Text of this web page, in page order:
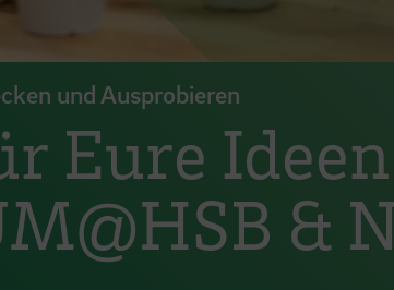
und Ausprobieren
Eure
&